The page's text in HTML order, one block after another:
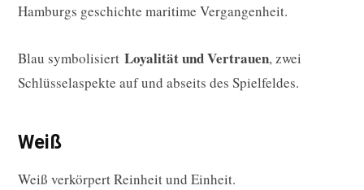
Hamburgs geschichte maritime Vergangenheit.
Blau symbolisiert Loyalität und Vertrauen, zwei
Schlüsselaspekte auf und abseits des Spielfeldes.
Weiß
Weiß verkörpert Reinheit und Einheit.